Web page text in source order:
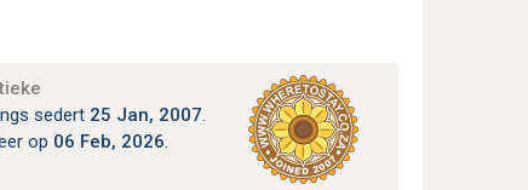
sedert 25 Jan, 2007.
op 06 Feb, 2026.